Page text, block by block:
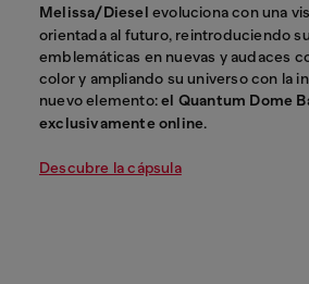
Melissa/Diesel evoluciona con una
orientada al futuro, reintroduciendo
emblemáticas en nuevas y audaces
color y ampliando su universo con la
nuevo elemento:el Quantum Dome
exclusivamente online.
Descubre la cápsula